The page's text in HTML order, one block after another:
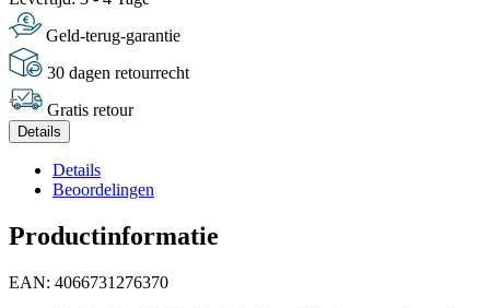
Geld-terug-garantie
30 dagen retourrecht
Gratis retour
Details
Details
Beoordelingen
Productinformatie
EAN: 4066731276370